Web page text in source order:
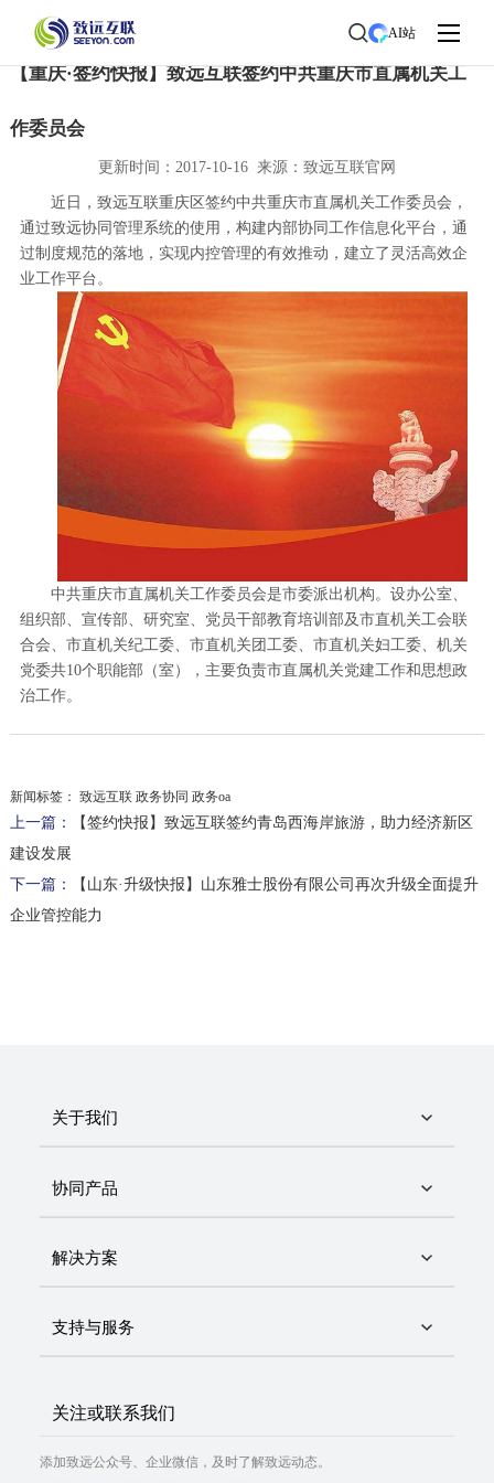
AI站
首页>了解致远>新闻中心
【重庆·签约快报】致远互联签约中共重庆市直属机关工
作委员会
更新时间：2017-10-16 来源：致远互联官网
近日，致远互联重庆区签约中共重庆市直属机关工作委员会，
通过致远协同管理系统的使用，构建内部协同工作信息化平台，通
过制度规范的落地，实现内控管理的有效推动，建立了灵活高效企
业工作平台。
中共重庆市直属机关工作委员会是市委派出机构。设办公室、
组织部、宣传部、研究室、党员干部教育培训部及市直机关工会联
合会、市直机关纪工委、市直机关团工委、市直机关妇工委、机关
党委共10个职能部（室），主要负责市直属机关党建工作和思想政
治工作。
新闻标签： 致远互联 政务协同 政务oa
上一篇：
【签约快报】致远互联签约青岛西海岸旅游，助力经济新区
建设发展
下一篇：
【山东·升级快报】山东雅士股份有限公司再次升级全面提升
企业管控能力
关于我们
协同产品
解决方案
支持与服务
关注或联系我们
添加致远公众号、企业微信，及时了解致远动态。